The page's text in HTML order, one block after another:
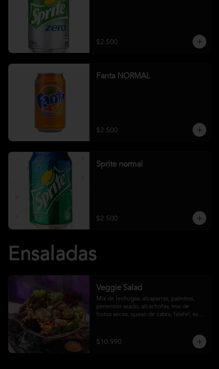
$2.500
Fanta NORMAL
$2.500
Sprite normal
$2.500
Ensaladas
Veggie Salad
Mix de lechugas, alcaparras, palmitos,
pimentón asado, alcachofas, mix de
frutos secos, queso de cabra, falafel, salsa
$10.990